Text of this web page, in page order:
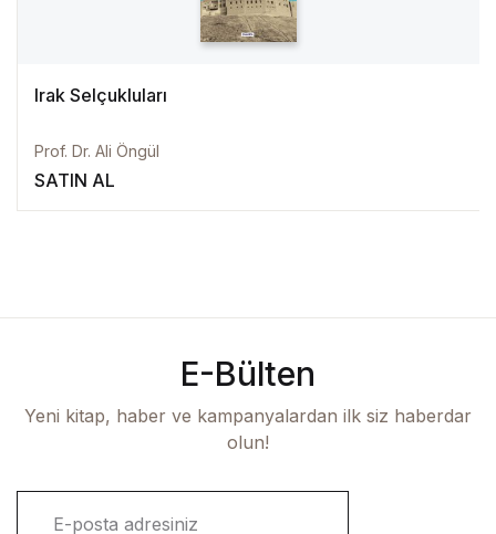
Irak Selçukluları
Prof. Dr. Ali Öngül
SATIN AL
E-Bülten
Yeni kitap, haber ve kampanyalardan ilk siz haberdar
olun!